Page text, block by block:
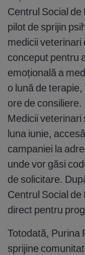
Centrul Social
pilot de sprijin
medicii veterinari
conceput pentru
emoțională a
o lună de
ore de consiliere.
Medicii
luna iunie,
campaniei la
unde vor găsi
de solicitare.
Centrul Social
direct pentru
Totodată, Purina
sprijine